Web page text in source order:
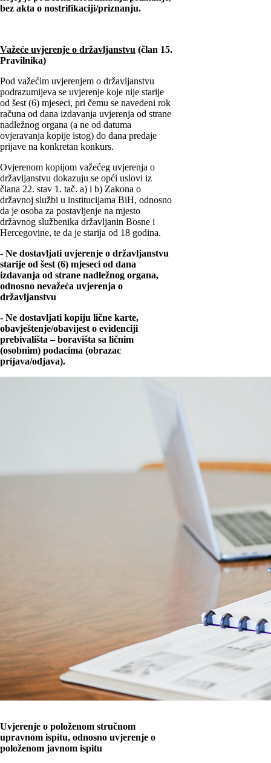
bez akta o nostrifikaciji/priznanju.
Važeće uvjerenje o državljanstvu (član 15.
Pravilnika)
Pod važećim uvjerenjem o državljanstvu
podrazumijeva se uvjerenje koje nije starije
od šest (6) mjeseci, pri čemu se navedeni rok
računa od dana izdavanja uvjerenja od strane
nadležnog organa (a ne od datuma
ovjeravanja kopije istog) do dana predaje
prijave na konkretan konkurs.
Ovjerenom kopijom važećeg uvjerenja o
državljanstvu dokazuju se opći uslovi iz
člana 22. stav 1. tač. a) i b) Zakona o
državnoj službi u institucijama BiH, odnosno
da je osoba za postavljenje na mjesto
državnog službenika državljanin Bosne i
Hercegovine, te da je starija od 18 godina.
- Ne dostavljati uvjerenje o državljanstvu
starije od šest (6) mjeseci od dana
izdavanja od strane nadležnog organa,
odnosno nevažeća uvjerenja o
državljanstvu
- Ne dostavljati kopiju lične karte,
obavještenje/obavijest o evidenciji
prebivališta – boravišta sa ličnim
(osobnim) podacima (obrazac
prijava/odjava).
Uvjerenje o položenom stručnom
upravnom ispitu, odnosno uvjerenje o
položenom javnom ispitu